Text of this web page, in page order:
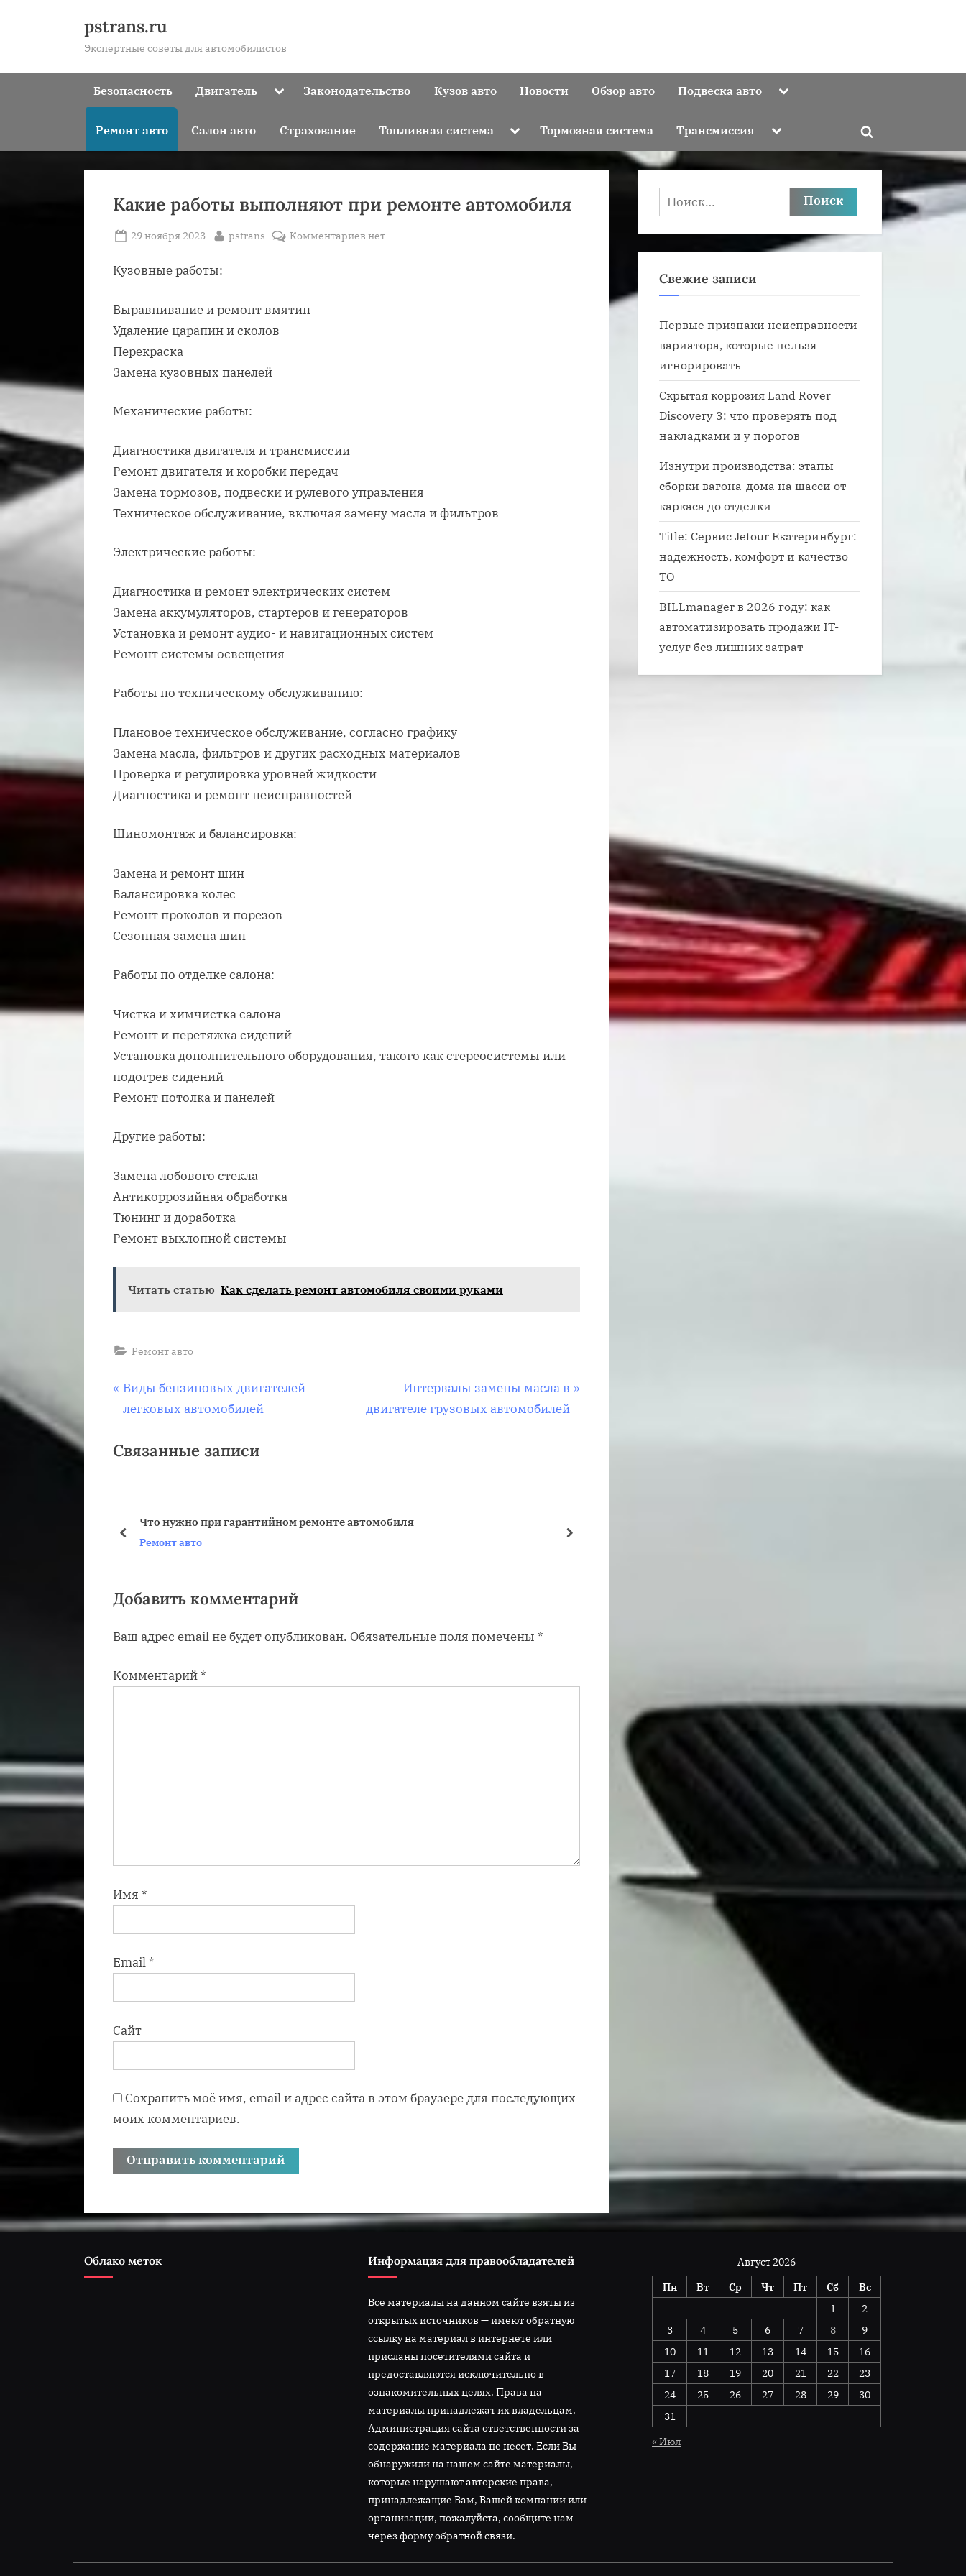
pstrans.ru
Экспертные советы для автомобилистов
Безопасность Двигатель ToggleЗаконодательство Кузов авто Новости Обзор авто Подвеска авто Toggle
Ремонт авто Салон авто Страхование Топливная система Toggle
menu
Тормозная система Трансмиссия Toggle
menu
Toggle
search
Какие работы выполняют при ремонте автомобиля
Posted
29 ноября 2023 By
pstrans Комментариев к
нет
Кузовные работы:
Выравнивание и ремонт вмятин
Удаление царапин и сколов
Перекраска
Замена кузовных панелей
Механические работы:
Диагностика двигателя и трансмиссии
Ремонт двигателя и коробки передач
Замена тормозов, подвески и рулевого управления
Техническое обслуживание, включая замену масла и фильтров
Электрические работы:
Диагностика и ремонт электрических систем
Замена аккумуляторов, стартеров и генераторов
Установка и ремонт аудио- и навигационных систем
Ремонт системы освещения
Работы по техническому обслуживанию:
Плановое техническое обслуживание, согласно графику
Замена масла, фильтров и других расходных материалов
Проверка и регулировка уровней жидкости
Диагностика и ремонт неисправностей
Шиномонтаж и балансировка:
Замена и ремонт шин
Балансировка колес
Ремонт проколов и порезов
Сезонная замена шин
Работы по отделке салона:
Чистка и химчистка салона
Ремонт и перетяжка сидений
Установка дополнительного оборудования, такого как стереосистемы или
подогрев сидений
Ремонт потолка и панелей
Другие работы:
Замена лобового стекла
Антикоррозийная обработка
Тюнинг и доработка
Ремонт выхлопной системы
Читать статью Как сделать ремонт автомобиля своими руками
Ремонт авто
Навигация
записям
П
р
д
ы
щ
з
п
с
Виды бензиновых двигателей
легковых автомобилей
С
л
у
и
Интервалы замены масла в
двигателе грузовых автомобилей
Связанные записи
Что нужно при гарантийном ремонте автомобиля
Ремонт авто
пред далее
Добавить комментарий
Ваш адрес email не будет опубликован. Обязательные поля помечены *
Комментарий*
Имя *
Email*
Сайт
Сохранить моё имя, email и адрес сайта в этом браузере для последующих
моих комментариев.
Найти:
Свежие записи
Первые признаки неисправности
вариатора, которые нельзя
игнорировать
Скрытая коррозия Land Rover
Discovery 3: что проверять под
накладками и у порогов
Изнутри производства: этапы
сборки вагона-дома на шасси от
каркаса до отделки
Title: Сервис Jetour Екатеринбург:
надежность, комфорт и качество
ТО
BILLmanager в 2026 году: как
автоматизировать продажи IT-
услуг без лишних затрат
Облако меток Информация для правообладателей
Все материалы на данном сайте взяты из
открытых источников — имеют обратную
ссылку на материал в интернете или
присланы посетителями сайта и
предоставляются исключительно в
ознакомительных целях. Права на
материалы принадлежат их владельцам.
Администрация сайта ответственности за
содержание материала не несет. Если Вы
обнаружили на нашем сайте материалы,
которые нарушают авторские права,
принадлежащие Вам, Вашей компании или
организации, пожалуйста, сообщите нам
через форму обратной связи.
Август 2026
Пн
Вт Ср Чт Пт Сб
Вс
1
2
3
4 5 6 7 8
9
10
11 12 13 14 15
16
17
18 19 20 21 22
23
24
25 26 27 28 29
30
31
« Июл